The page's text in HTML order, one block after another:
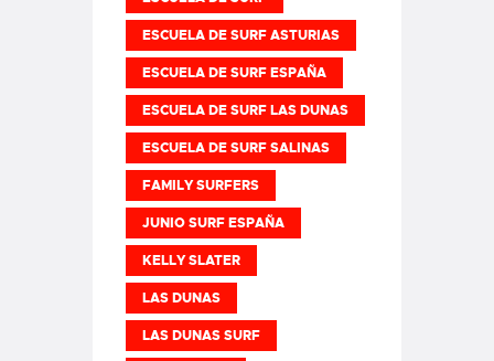
ESCUELA DE SURF ASTURIAS
ESCUELA DE SURF ESPAÑA
ESCUELA DE SURF LAS DUNAS
ESCUELA DE SURF SALINAS
FAMILY SURFERS
JUNIO SURF ESPAÑA
KELLY SLATER
LAS DUNAS
LAS DUNAS SURF